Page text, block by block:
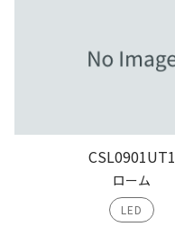
CSL0901UT1
ローム
LED